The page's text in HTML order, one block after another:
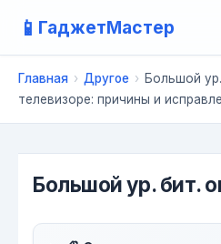
📱 ГаджетМастер
Главная › Другое › Большой
телевизоре: причины и
Большой ур. бит.